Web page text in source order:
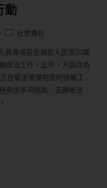
動
社會責任
員專項基金捐款人民幣20萬
救治工作。此外，方圓亦為
在緊張落實物資的運輸工
參加多項捐助、志願者活